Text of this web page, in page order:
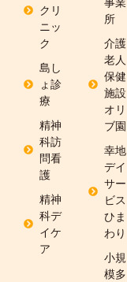
クリ
ニッ
ク
島し
ょ診
療
精神
科訪
問看
護
精神
科デ
イケ
ア
所
介護
老人
保健
施設
オリ
ブ園
幸地
デイ
サー
ビス
ひま
わり
小規
模多